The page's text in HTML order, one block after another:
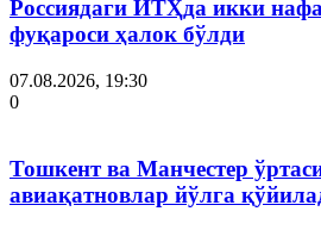
Россиядаги ЙТҲда икки
фуқароси ҳалок бўлди
07.08.2026, 19:30
0
Тошкент ва Манчестер
авиақатновлар йўлга